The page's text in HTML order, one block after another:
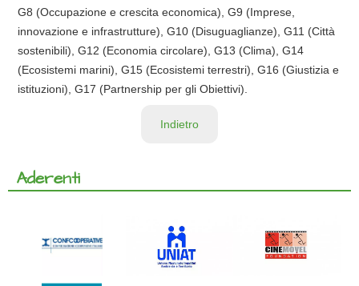
G8 (Occupazione e crescita economica), G9 (Imprese,
innovazione e infrastrutture), G10 (Disuguaglianze), G11 (Città
sostenibili), G12 (Economia circolare), G13 (Clima), G14
(Ecosistemi marini), G15 (Ecosistemi terrestri), G16 (Giustizia e
istituzioni), G17 (Partnership per gli Obiettivi).
Indietro
Aderenti